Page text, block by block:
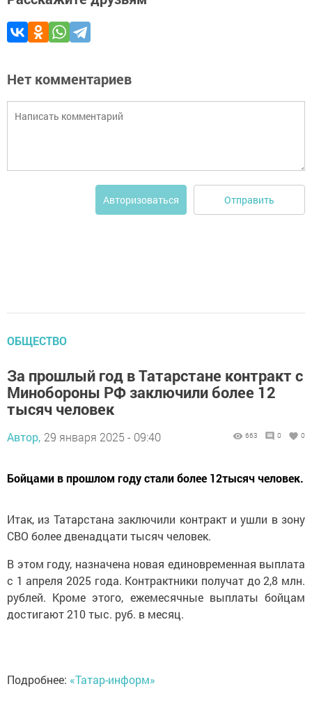
Нет комментариев
Авторизоваться Отправить
ОБЩЕСТВО
За прошлый год в Татарстане контракт с
Минобороны РФ заключили более 12
тысяч человек
Автор, 29 января 2025 - 09:40 663 0 0
Бойцами в прошлом году стали более 12тысяч человек.
Итак, из Татарстана заключили контракт и ушли в зону
СВО более двенадцати тысяч человек.
В этом году, назначена новая единовременная выплата
с 1 апреля 2025 года. Контрактники получат до 2,8 млн.
рублей. Кроме этого, ежемесячные выплаты бойцам
достигают 210 тыс. руб. в месяц.
Подробнее: «Татар-информ»